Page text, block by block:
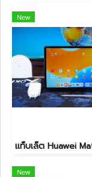
New
New